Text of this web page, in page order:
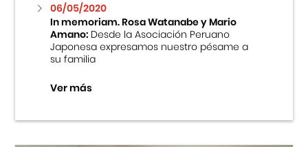
Fondo Editorial
Teatro Peruano Japonés
06/05/2020
In memoriam. Rosa Watanabe y Mario
Amano:Desde la Asociación Peruano
Japonesa expresamos nuestro pésame a
su familia
Ver más